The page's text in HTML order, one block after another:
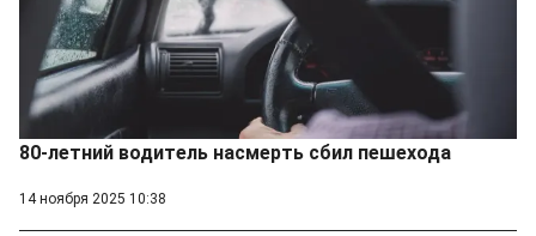
80-летний водитель насмерть сбил пешехода
14 ноября 2025 10:38